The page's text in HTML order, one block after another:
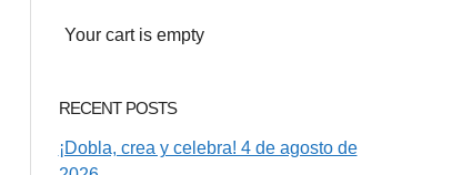
Your cart is empty
RECENT POSTS
¡Dobla, crea y celebra! 4 de agosto de